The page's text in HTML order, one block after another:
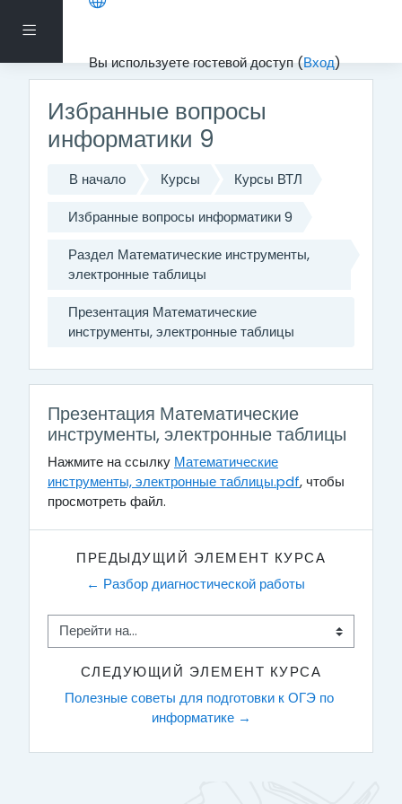
Боковая панель
Вы используете гостевой доступ (Вход)
Перейти к основному содержанию
Избранные вопросы
информатики 9
В начало Курсы
Курсы ВТЛ
Избранные вопросы информатики 9
Раздел Математические инструменты,
электронные таблицы
Презентация Математические
инструменты, электронные таблицы
Презентация Математические
инструменты, электронные таблицы
Нажмите на ссылку Математические
инструменты, электронные таблицы.pdf, чтобы
просмотреть файл.
ПРЕДЫДУЩИЙ ЭЛЕМЕНТ КУРСА
← Разбор диагностической работы
Перейти на...
СЛЕДУЮЩИЙ ЭЛЕМЕНТ КУРСА
Полезные советы для подготовки к ОГЭ по
информатике →